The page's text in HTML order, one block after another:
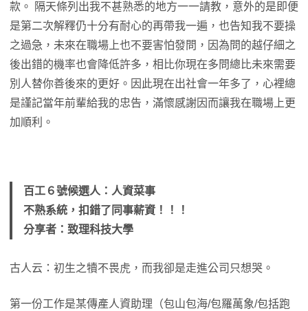
款。 隔天條列出我不甚熟悉的地方一一請教，意外的是即便
是第二次解釋仍十分有耐心的再帶我一遍，也告知我不要操
之過急，未來在職場上也不要害怕發問，因為問的越仔細之
後出錯的機率也會降低許多，相比你現在多問總比未來需要
別人替你善後來的更好。因此現在出社會一年多了，心裡總
是謹記當年前輩給我的忠告，滿懷感謝因而讓我在職場上更
加順利。
百工６號候選人：人資菜事
不熟系統，扣錯了同事薪資！！！
分享者：致理科技大學
古人云：初生之犢不畏虎，而我卻是走進公司只想哭。
第一份工作是某傳產人資助理（包山包海/包羅萬象/包括跑